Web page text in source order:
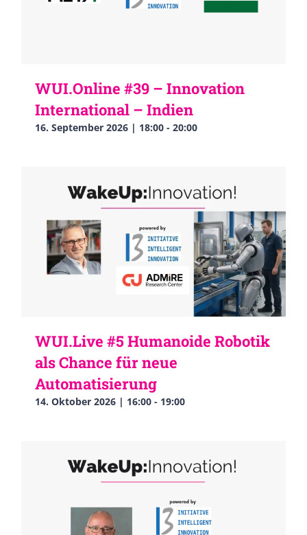
WUI.Online #39 – Innovation
International – Indien
16. September 2026 | 18:00 - 20:00
WUI.Live #5 Humanoide Robotik
als Chance für neue
Automatisierung
14. Oktober 2026 | 16:00 - 19:00